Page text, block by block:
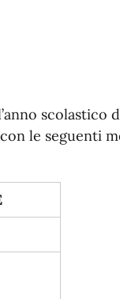
scolastico
le seguenti